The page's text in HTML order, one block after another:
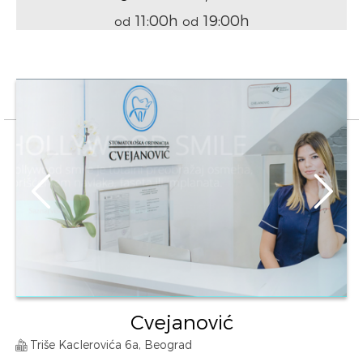
od 11:00h od 19:00h
Cvejanović
Triše Kaclerovića 6a, Beograd